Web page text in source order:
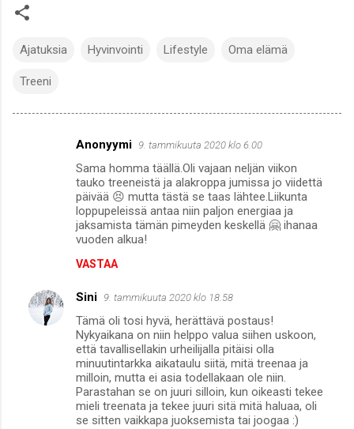
Ajatuksia Hyvinvointi Lifestyle Oma elämä
Treeni
i
Anonyymi 9. tammikuuta 2020 klo 6.00
Sama homma täällä.Oli vajaan neljän viikon
tauko treeneistä ja alakroppa jumissa jo viidettä
päivää 😣 mutta tästä se taas lähtee.Liikunta
loppupeleissä antaa niin paljon energiaa ja
jaksamista tämän pimeyden keskellä 🤗 ihanaa
vuoden alkua!
VASTAA
Sini 9. tammikuuta 2020 klo 18.58
Tämä oli tosi hyvä, herättävä postaus!
Nykyaikana on niin helppo valua siihen uskoon,
että tavallisellakin urheilijalla pitäisi olla
minuutintarkka aikataulu siitä, mitä treenaa ja
milloin, mutta ei asia todellakaan ole niin.
Parastahan se on juuri silloin, kun oikeasti tekee
mieli treenata ja tekee juuri sitä mitä haluaa, oli
se sitten vaikkapa juoksemista tai joogaa :)